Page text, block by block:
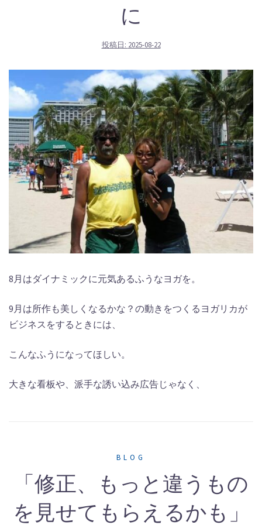
に
投稿日: 2025-08-22
8月はダイナミックに元気あるふうなヨガを。
9月は所作も美しくなるかな？の動きをつくるヨガリカが
ビジネスをするときには、
こんなふうになってほしい。
大きな看板や、派手な誘い込み広告じゃなく、
BLOG
「修正、もっと違うもの
を見せてもらえるかも」